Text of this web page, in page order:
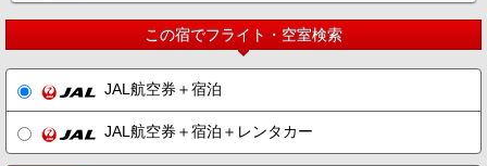
この宿でフライト・空室検索
JAL航空券＋宿泊
JAL航空券＋宿泊＋レンタカー